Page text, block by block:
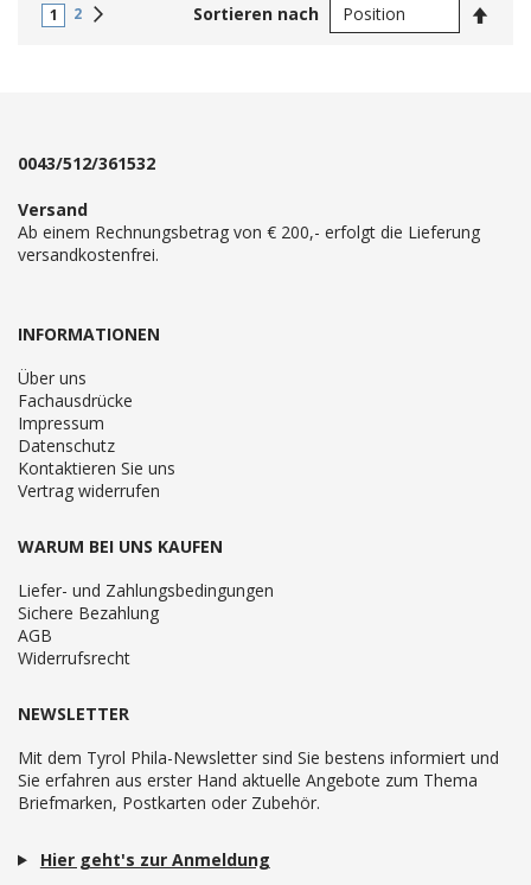
1 2 Sortieren nach
0043/512/361532
Versand
Ab einem Rechnungsbetrag von € 200,- erfolgt die Lieferung
versandkostenfrei.
INFORMATIONEN
Über uns
Fachausdrücke
Impressum
Datenschutz
Kontaktieren Sie uns
Vertrag widerrufen
WARUM BEI UNS KAUFEN
Liefer- und Zahlungsbedingungen
Sichere Bezahlung
AGB
Widerrufsrecht
NEWSLETTER
Mit dem Tyrol Phila-Newsletter sind Sie bestens informiert und
Sie erfahren aus erster Hand aktuelle Angebote zum Thema
Briefmarken, Postkarten oder Zubehör.
Hier geht's zur Anmeldung